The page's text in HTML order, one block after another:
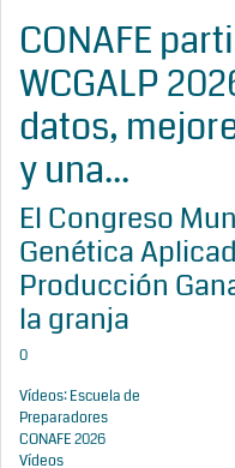
CONAFE
WCGALP
datos,
y una...
El Congreso
Genética
Producción
la granja
0
Vídeos: Escuela de
Preparadores
CONAFE 2026
Vídeos